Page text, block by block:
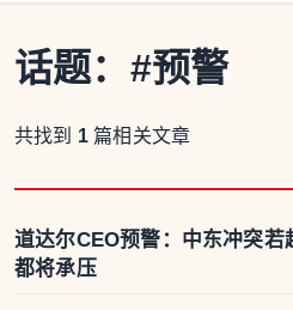
话题： #预警
共找到 1 篇相关文章
道达尔CEO预警：中东冲突
都将承压